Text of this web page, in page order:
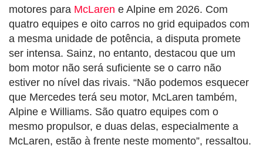
motores para McLaren e Alpine em 2026. Com
quatro equipes e oito carros no grid equipados com
a mesma unidade de potência, a disputa promete
ser intensa. Sainz, no entanto, destacou que um
bom motor não será suficiente se o carro não
estiver no nível das rivais. “Não podemos esquecer
que Mercedes terá seu motor, McLaren também,
Alpine e Williams. São quatro equipes com o
mesmo propulsor, e duas delas, especialmente a
McLaren, estão à frente neste momento”, ressaltou.